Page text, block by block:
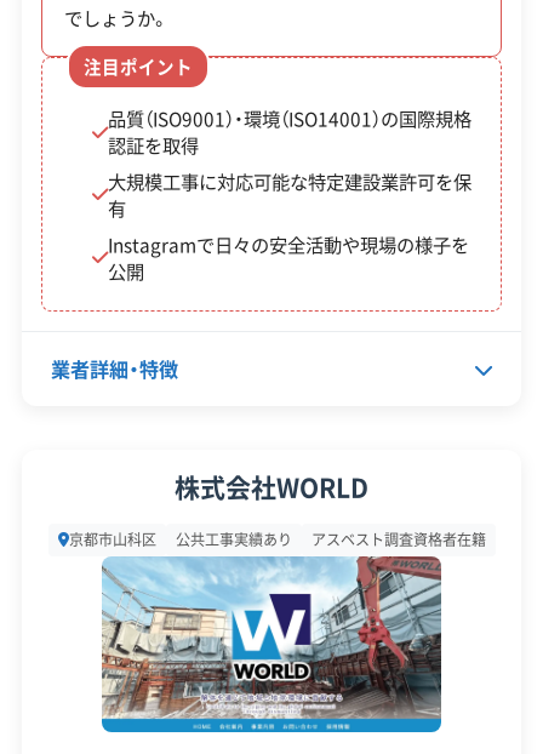
京都
市空
き家
等の
活
用・
流通
支援
金
解体工事
費の1/3
（上限60
万円）。隣
地と統合
大20万円
原則、平成元年1月7日以前に
建築された個人所有の住宅。
敷地面積が50㎡以下など、狭
小・不整形地であること。取
り壊し後の土地を売却または
自己利用（収益目的除く）する
京都
取り壊し
費用の2/
3以内（上
限額は年
昭和56年5月31日以前に着工
された旧耐震基準の木造建築
物。市の耐震診断で危険と判
定されていること。市が指定
福井県知事：第01807136130号
この解体業者の特徴
企業経
公共工事の経験
対応工事 土木工事
県外出張
保有資格
建設業許可
ク管理
工事賠償責任保険
違反歴なし
顧客対
応・サー
ビス
自社ホームページ
無料見積もり
不要品回収
不要品買取
建設リサイクル届
近隣挨拶 土対応
でしょうか。
注目ポイント
品質（ISO9001）・環境（ISO14001）の国際規格
認証を取得
大規模工事に対応可能な特定建設業許可を保
有
Instagramで日々の安全活動や現場の様子を
公開
業者詳細・特徴
9-1
設立日 2016年2月18日
資本金 300万円
電話番号 075-671-2028
株式会社WORLD
京都市山科区 公共工事実績あり アスベスト調査資格者在籍